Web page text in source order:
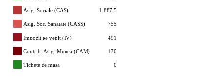
Asig. Sociale (CAS) 1.887,5
Asig. Soc. Sanatate (CASS) 755
Impozit pe venit (IV) 491
Contrib. Asig. Munca (CAM) 170
Tichete de masa 0